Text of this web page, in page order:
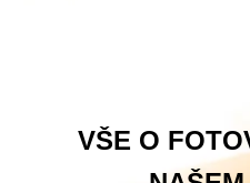
VŠE O